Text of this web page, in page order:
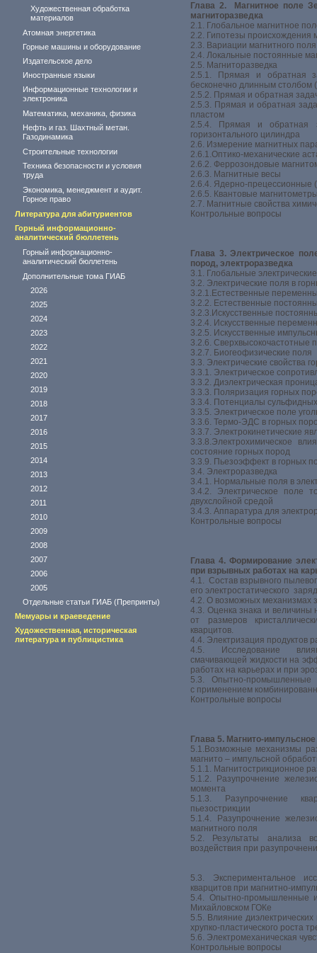
Художественная обработка
материалов
Атомная энергетика
Горные машины и оборудование
Издательское дело
Иностранные языки
Информационные технологии и
электроника
Математика, механика, физика
Нефть и газ. Шахтный метан.
Газодинамика
Строительные технологии
Техника безопасности и условия
труда
Экономика, менеджмент и аудит.
Горное право
Литература для абитуриентов
Горный информационно-
аналитический бюллетень
Горный информационно-
аналитический бюллетень
Дополнительные тома ГИАБ
2026
2025
2024
2023
2022
2021
2020
2019
2018
2017
2016
2015
2014
2013
2012
2011
2010
2009
2008
2007
2006
2005
Отдельные статьи ГИАБ (Препринты)
Мемуары и краеведение
Художественная, историческая
литература и публицистика
Глава 2. Магнитное поле
магниторазведка
2.1. Глобальное магнитное
2.2. Гипотезы происхождения
2.3. Вариации магнитного
2.4. Локальные постоянные
2.5. Магниторазведка
2.5.1. Прямая и обратная
бесконечно длинным столбом
2.5.2. Прямая и обратная
2.5.3. Прямая и обратная
пластом
2.5.4. Прямая и обратная
горизонтального цилиндра
2.6. Измерение магнитных
2.6.1.Оптико-механические
2.6.2. Феррозондовые
2.6.3. Магнитные весы
2.6.4. Ядерно-прецессионные
2.6.5. Квантовые
2.7. Магнитные свойства
Контрольные вопросы
Глава 3. Электрическое
пород, электроразведка
3.1. Глобальные
3.2. Электрические поля в
3.2.1.Естественные
3.2.2. Естественные
3.2.3.Искусственные
3.2.4. Искусственные
3.2.5. Искусственные
3.2.6. Сверхвысокочастотные
3.2.7. Биогеофизические поля
3.3. Электрические свойства
3.3.1. Электрическое
3.3.2. Диэлектрическая
3.3.3. Поляризация горных
3.3.4. Потенциалы
3.3.5. Электрическое поле
3.3.6. Термо-ЭДС в горных
3.3.7. Электрокинетические
3.3.8.Электрохимическое
состояние горных пород
3.3.9. Пьезоэффект в горных
3.4. Электроразведка
3.4.1. Нормальные поля в
3.4.2. Электрическое поле
двухслойной средой
3.4.3. Аппаратура для
Контрольные вопросы
Глава 4. Формирование
при взрывных работах на
4.1. Состав взрывного
его электростатического
4.2. О возможных механизмах
4.3. Оценка знака и величины
от размеров
кварцитов.
4.4. Электризация продуктов
4.5. Исследование
смачивающей жидкости на
работах на карьерах и при
5.3. Опытно-промышленные
с применением
Контрольные вопросы
Глава 5. Магнито-
5.1.Возможные механизмы
магнито – импульсной
5.1.1. Магнитострикционное
5.1.2. Разупрочнение
момента
5.1.3. Разупрочнение
пьезострикции
5.1.4. Разупрочнение
магнитного поля
5.2. Результаты анализа
воздействия при
5.3. Экспериментальное
кварцитов при магнитно-
5.4. Опытно-промышленные
Михайловском ГОКе
5.5. Влияние
хрупко-пластического роста
5.6. Электромеханическая
Контрольные вопросы